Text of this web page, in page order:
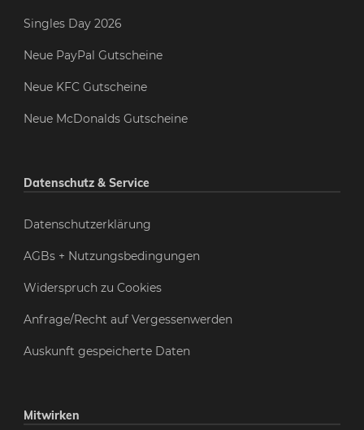
Singles Day 2026
Neue PayPal Gutscheine
Neue KFC Gutscheine
Neue McDonalds Gutscheine
Datenschutz & Service
Datenschutzerklärung
AGBs + Nutzungsbedingungen
Widerspruch zu Cookies
Anfrage/Recht auf Vergessenwerden
Auskunft gespeicherte Daten
Mitwirken